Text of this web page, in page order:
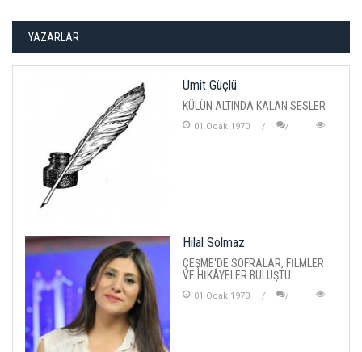
YAZARLAR
Ümit Güçlü
KÜLÜN ALTINDA KALAN SESLER
01 Ocak 1970
Hilal Solmaz
ÇEŞME'DE SOFRALAR, FİLMLER
VE HİKÂYELER BULUŞTU
01 Ocak 1970